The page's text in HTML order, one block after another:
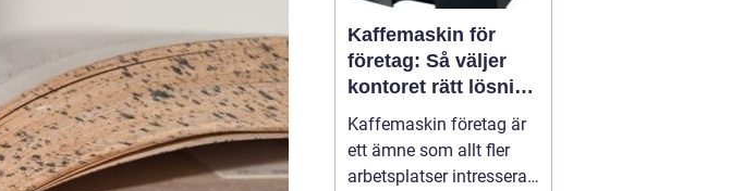
Kaffemaskin för
företag: Så väljer
kontoret rätt lösning
för kaffe på jobbet
Kaffemaskin företag är
ett ämne som allt fler
arbetsplatser intresserar